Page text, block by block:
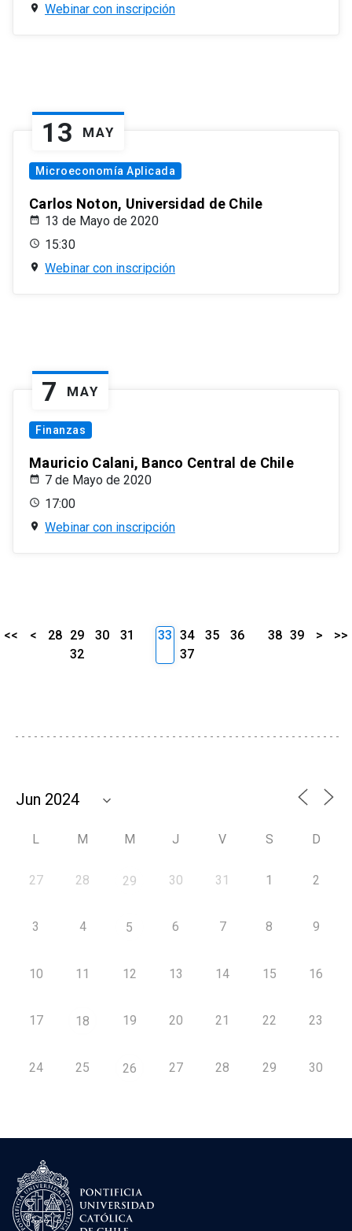
Webinar con inscripción
13 MAY
Microeconomía Aplicada
Carlos Noton, Universidad de Chile
13 de Mayo de 2020
15:30
Webinar con inscripción
7 MAY
Finanzas
Mauricio Calani, Banco Central de Chile
7 de Mayo de 2020
17:00
Webinar con inscripción
<< < 28 29 30
31
32
33 34 35
36
37
38 39 > >>
L M M J V S D
27 28 29 30 31 1 2
3 4 5 6 7 8 9
10 11 12 13 14 15 16
17 18 19 20 21 22 23
24 25 26 27 28 29 30